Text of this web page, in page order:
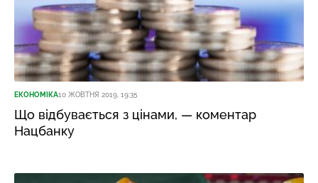
ЕКОНОМІКА10 ЖОВТНЯ 2019, 19:35
Що відбувається з цінами, — коментар
Нацбанку